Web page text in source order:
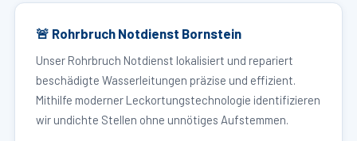
🚨 Rohrbruch Notdienst Bornstein
Unser Rohrbruch Notdienst lokalisiert und repariert
beschädigte Wasserleitungen präzise und effizient.
Mithilfe moderner Leckortungstechnologie identifizieren
wir undichte Stellen ohne unnötiges Aufstemmen.